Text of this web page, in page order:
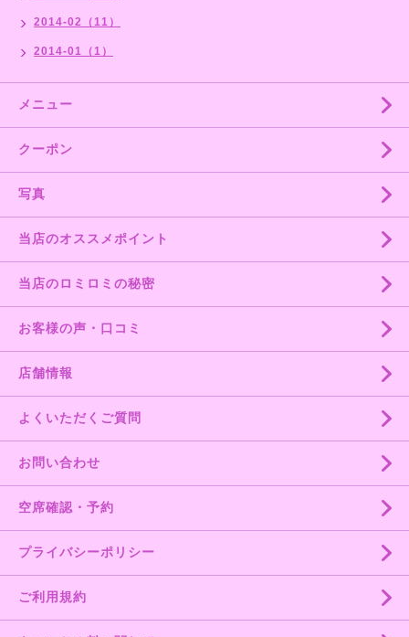
2014-02（11）
2014-01（1）
メニュー
クーポン
写真
当店のオススメポイント
当店のロミロミの秘密
お客様の声・口コミ
店舗情報
よくいただくご質問
お問い合わせ
空席確認・予約
プライバシーポリシー
ご利用規約